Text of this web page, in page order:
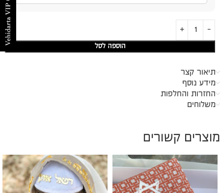
הוספה לסל
תיאור קצר
מידע נוסף
החזרות והחלפות
משלוחים
מוצרים קשורים